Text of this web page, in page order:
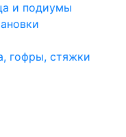
и подиумы
гофры, стяжки